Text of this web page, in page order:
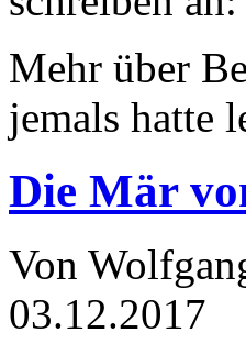
Mehr über
jemals hatte
Die Mär
Von
03.12.2017